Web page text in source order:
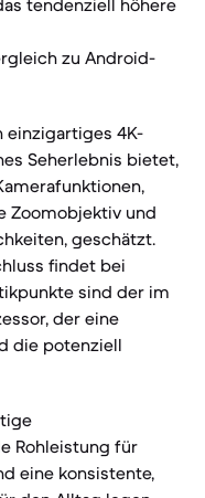
tendenziell höhere
zu Android-
einzigartiges 4K-
Seherlebnis bietet,
Zoomobjektiv und
geschätzt.
findet bei
sind der im
der eine
die potenziell
Rohleistung für
eine konsistente,